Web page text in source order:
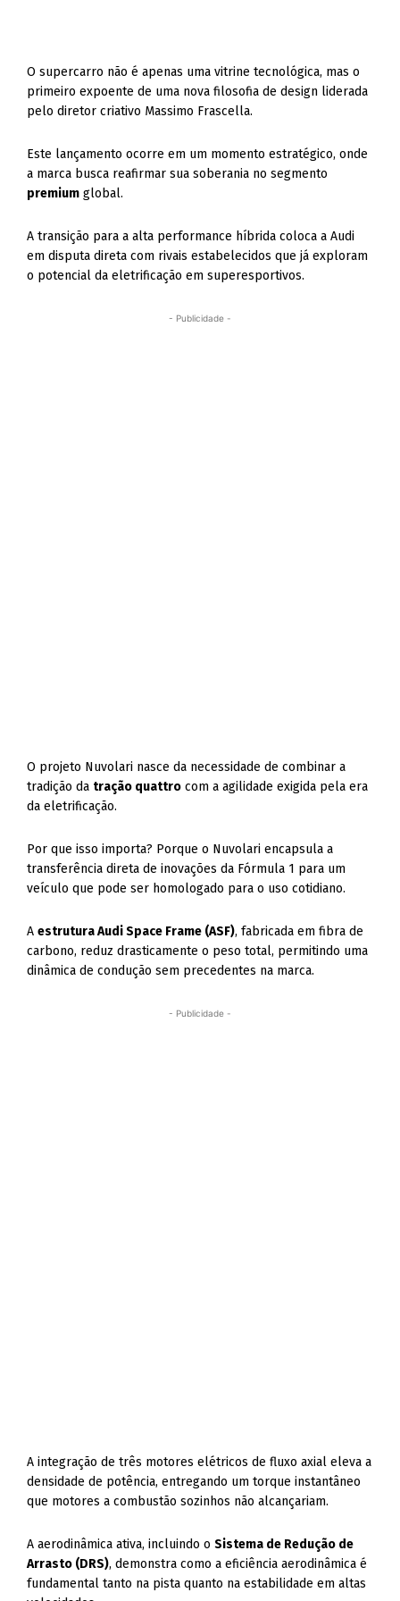
O supercarro não é apenas uma vitrine tecnológica, mas o
primeiro expoente de uma nova filosofia de design liderada
pelo diretor criativo Massimo Frascella.
Este lançamento ocorre em um momento estratégico, onde
a marca busca reafirmar sua soberania no segmento
premium global.
A transição para a alta performance híbrida coloca a Audi
em disputa direta com rivais estabelecidos que já exploram
o potencial da eletrificação em superesportivos.
- Publicidade -
O projeto Nuvolari nasce da necessidade de combinar a
tradição da tração quattro com a agilidade exigida pela era
da eletrificação.
Por que isso importa? Porque o Nuvolari encapsula a
transferência direta de inovações da Fórmula 1 para um
veículo que pode ser homologado para o uso cotidiano.
Aestrutura Audi Space Frame (ASF), fabricada em fibra de
carbono, reduz drasticamente o peso total, permitindo uma
dinâmica de condução sem precedentes na marca.
- Publicidade -
A integração de três motores elétricos de fluxo axial eleva a
densidade de potência, entregando um torque instantâneo
que motores a combustão sozinhos não alcançariam.
A aerodinâmica ativa, incluindo oSistema de Redução de
Arrasto (DRS), demonstra como a eficiência aerodinâmica é
fundamental tanto na pista quanto na estabilidade em altas